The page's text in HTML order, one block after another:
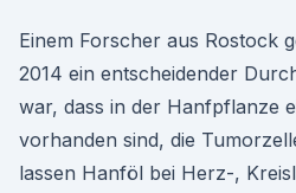
Einem Forscher aus Rostock
2014 ein entscheidender
war, dass in der Hanfpflanze
vorhanden sind, die
lassen Hanföl bei Herz-,